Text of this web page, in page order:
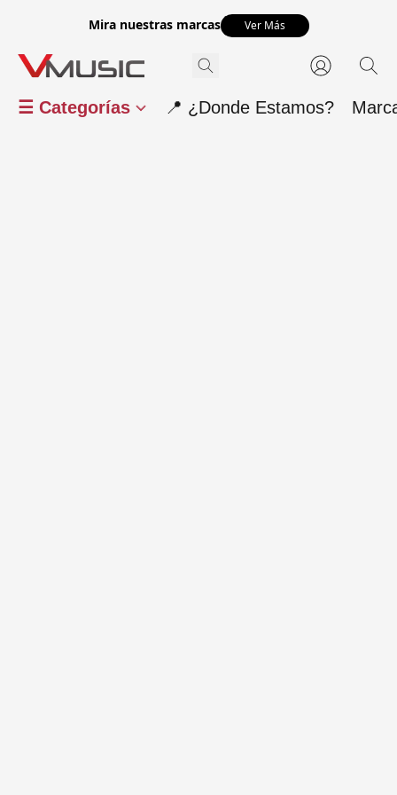
Mira nuestras marcas Ver Más
☰ Categorías 📍 ¿Donde Estamos?